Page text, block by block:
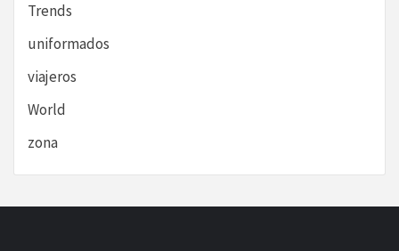
Trends
uniformados
viajeros
World
zona